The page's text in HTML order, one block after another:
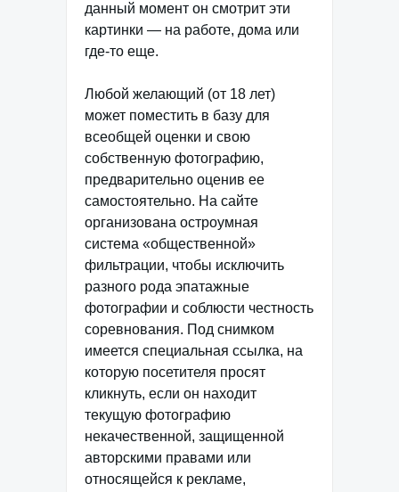
данный момент он смотрит эти
картинки — на работе, дома или
где-то еще.
Любой желающий (от 18 лет)
может поместить в базу для
всеобщей оценки и свою
собственную фотографию,
предварительно оценив ее
самостоятельно. На сайте
организована остроумная
система «общественной»
фильтрации, чтобы исключить
разного рода эпатажные
фотографии и соблюсти честность
соревнования. Под снимком
имеется специальная ссылка, на
которую посетителя просят
кликнуть, если он находит
текущую фотографию
некачественной, защищенной
авторскими правами или
относящейся к рекламе,